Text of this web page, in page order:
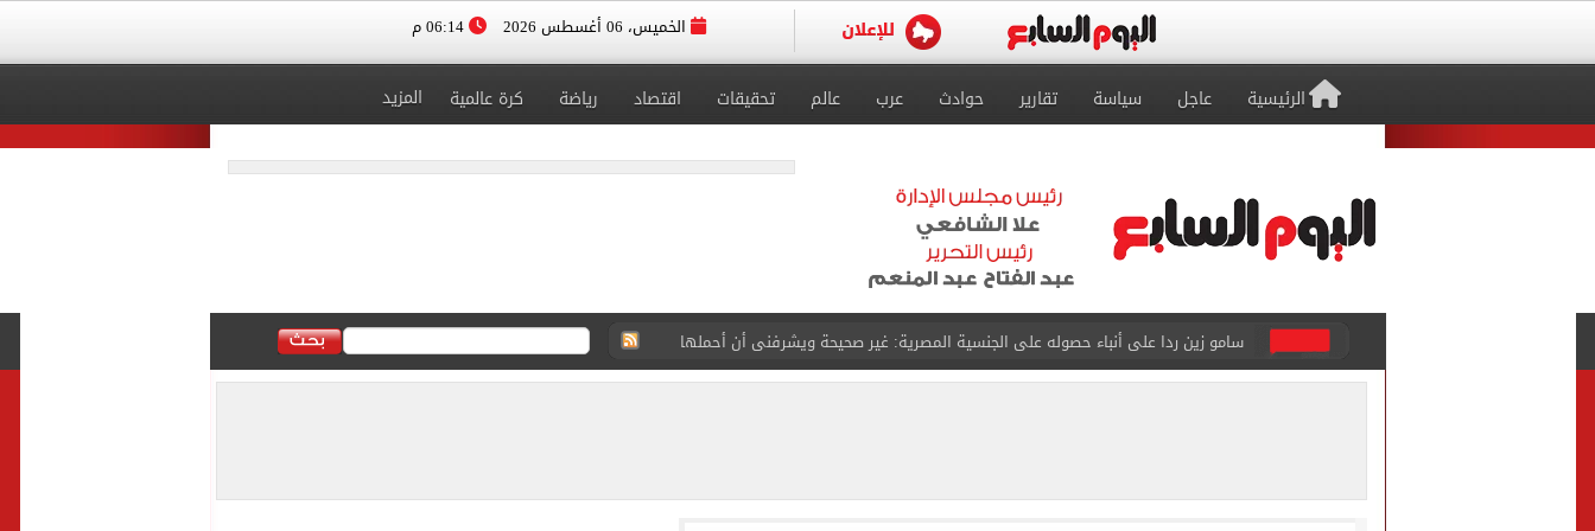
الخميس، 06 أغسطس 2026
الرئيسية عاجل سياسة تقارير حوادث عرب عالم تحقيقات اقتصاد رياضة كرة عالمية المزيد
46 ألف طالب سجلوا رغباتهم فى تنسيق المرحلة الأولى للقبول بالجامعات حتى الآن
اليورو يغلق تعاملات اليوم الخميس على تراجع أمام الجنيه بالبنوك المصرية
الرئيس السيسى وملك البحرين: ضرورة التزام كافة الأطراف بتنفيذ اتفاق وقف حرب غزة